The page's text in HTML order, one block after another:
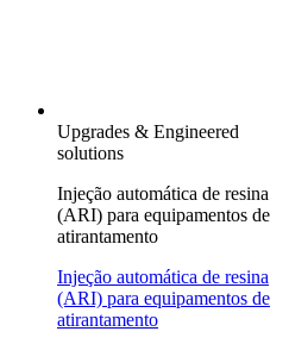
Upgrades & Engineered
solutions
Injeção automática de resina
(ARI) para equipamentos de
atirantamento
Injeção automática de resina
(ARI) para equipamentos de
atirantamento